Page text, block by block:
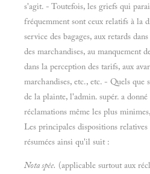
s'agit. - Toutefois, les griefs qui
fréquemment sont ceux relatifs à la
service des bagages, aux retards
des marchandises, au manquement
dans la perception des tarifs, aux
marchandises, etc., etc. - Quels
de la plainte, l'admin. supér. a
réclamations même les plus
Les principales dispositions
résumées ainsi qu'il suit :
Nota spêe. (applicable surtout aux